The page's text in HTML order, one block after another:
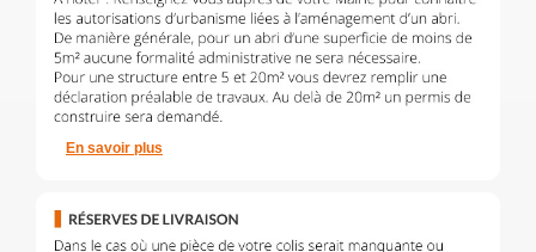
En savoir plus